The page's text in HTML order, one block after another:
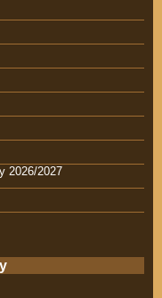
2026/2027